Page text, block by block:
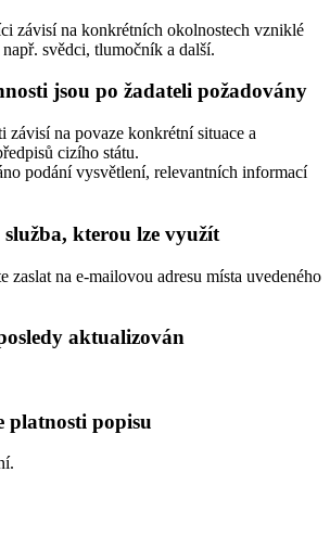
závisí na konkrétních okolnostech vzniklé
svědci, tlumočník a další.
jsou po žadateli požadovány
závisí na povaze konkrétní situace a
cizího státu.
podání vysvětlení, relevantních informací
kterou lze využít
zaslat na e-mailovou adresu místa uvedeného
aktualizován
platnosti popisu